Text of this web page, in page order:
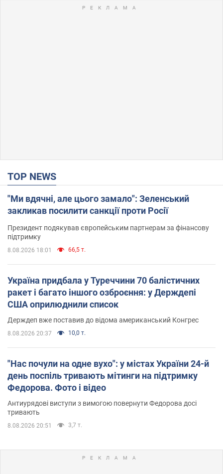
TOP NEWS
"Ми вдячні, але цього замало": Зеленський
закликав посилити санкції проти Росії
Президент подякував європейським партнерам за фінансову
підтримку
8.08.2026 18:01 66,5 т.
Україна придбала у Туреччини 70 балістичних
ракет і багато іншого озброєння: у Держдепі
США оприлюднили список
Держдеп вже поставив до відома американський Конгрес
8.08.2026 20:37 10,0 т.
"Нас почули на одне вухо": у містах України 24-й
день поспіль тривають мітинги на підтримку
Федорова. Фото і відео
Антиурядові виступи з вимогою повернути Федорова досі
тривають
8.08.2026 20:51 3,7 т.